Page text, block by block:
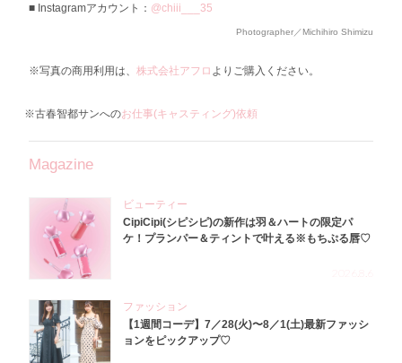
Instagramアカウント： @chiii___35
Photographer／Michihiro Shimizu
※写真の商用利用は、 株式会社アフロ よりご購入ください。
※古春智都サンへのお仕事(キャスティング)依頼
Magazine
ビューティー
CipiCipi(シピシピ)の新作は羽＆ハートの限定パ
ケ！プランパー＆ティントで叶える※もちぷる唇♡
ファッション
【1週間コーデ】7／28(火)〜8／1(土)最新ファッシ
ョンをピックアップ♡